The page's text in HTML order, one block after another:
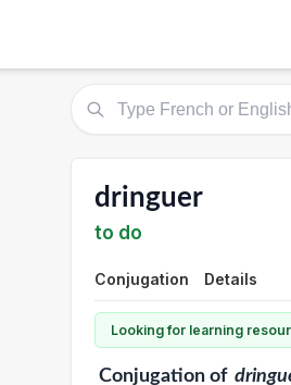
dringuer
to do
Conjugation Details
Looking for learning
Conjugationof